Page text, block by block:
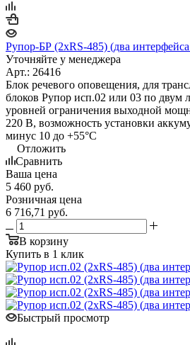
Рупор-БР (2xRS-485) (два
Уточняйте у менеджера
Арт.: 26416
Блок речевого оповещения, для
блоков Рупор исп.02 или 03 по двум
уровней ограничения выходной
220 В, возможность установки
минус 10 до +55°С
Отложить
Сравнить
Ваша цена
5 460 руб.
Розничная цена
6 716,71 руб.
В корзину
Купить в 1 клик
Быстрый просмотр